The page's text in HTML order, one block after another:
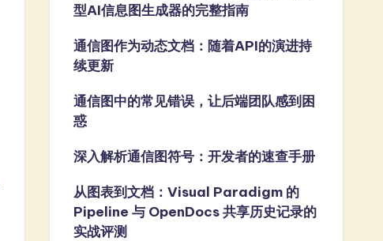
型AI信息图生成器的完整指南
通信图作为动态文档：随着API的演进持
续更新
通信图中的常见错误，让后端团队感到困
惑
深入解析通信图符号：开发者的速查手册
从图表到文档：Visual Paradigm 的
Pipeline 与 OpenDocs 共享历史记录的
实战评测